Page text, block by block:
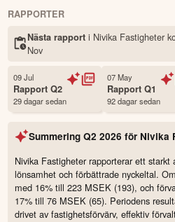
Namn
Ticker
Status
Land
Första handelsdag
Antal ägare Avanza
Antal ägare Nordnet
Källa:Börsdata
RAPPORTER
Nästa rapporti Nivika Fastigheter
Nov
09 Jul
RapportQ2
29 dagar sedan
07 May
RapportQ1
92 dagar sedan
Summering Q2 2026 för Nivika
Nivika Fastigheter rapporterar ett
lönsamhet och förbättrade nyckeltal.
med 16% till 223 MSEK (193), och
17% till 76 MSEK (65). Periodens
drivet av fastighetsförvärv, effektiv